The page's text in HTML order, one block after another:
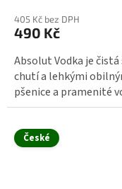
405 Kč bez DPH
490 Kč
Absolut Vodka je
chutí a lehkými
pšenice a pramenité
České